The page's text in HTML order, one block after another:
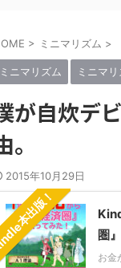
> ミニマリズム >
ミニマリズム ミニマ
が自炊デ
。
2015年10月29日
本出版！
圏
お金